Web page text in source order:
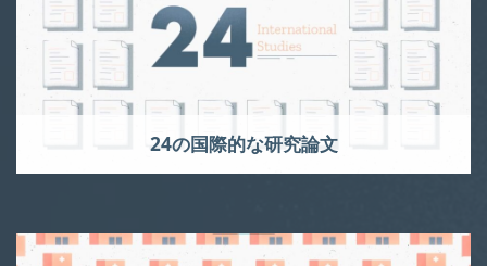
24の国際的な研究論文